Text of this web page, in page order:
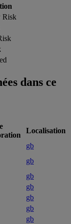
Risk
dans ce
Localisation
gb
gb
gb
gb
gb
gb
gb